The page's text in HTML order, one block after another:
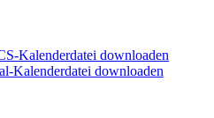
Kalenderdatei downloaden
Kalenderdatei downloaden